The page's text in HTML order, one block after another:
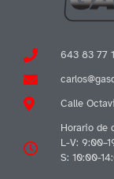
643 83 77
Calle
Horario de
L-V:
S: 10:00-